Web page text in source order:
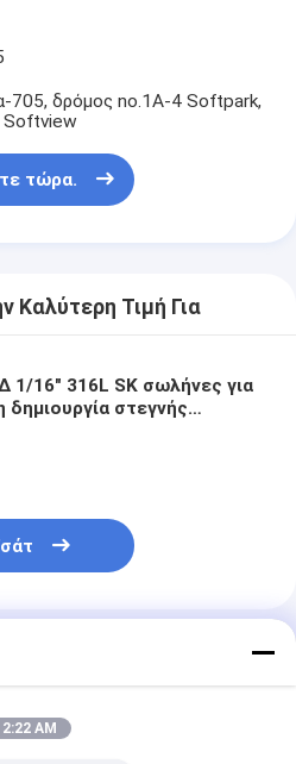
γυαλιού
ταινία μόνωσης
γυαλιού
αλουμινίου αργιλίου
705, δρόμος no.1A-4 Softpark,
Softview
τώρα.
Καλύτερη Τιμή Για
1/16" 316L SK σωλήνες για
δημιουργία στεγνής
2:22 AM